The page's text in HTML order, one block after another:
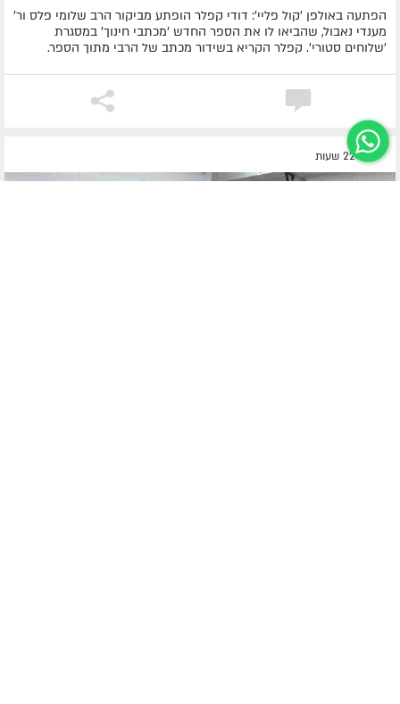
הפתעה באולפן 'קול פליי': דודי קפלר הופתע מביקור הרב שלומי פלס ור'
מענדי נאבול, שהביאו לו את הספר החדש 'מכתבי חינוך' במסגרת
'שלוחים סטורי'. קפלר הקריא בשידור מכתב של הרבי מתוך הספר.
לפני 22 שעות